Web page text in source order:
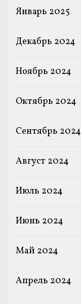
Январь 2025
Декабрь 2024
Ноябрь 2024
Октябрь 2024
Сентябрь 2024
Август 2024
Июль 2024
Июнь 2024
Май 2024
Апрель 2024